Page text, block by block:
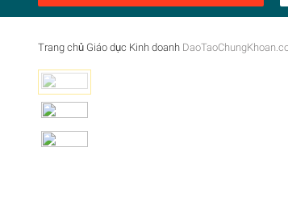
Trang chủ Giáo dục Kinh doanh